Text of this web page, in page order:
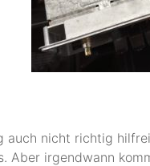
auch nicht richtig
Aber irgendwann